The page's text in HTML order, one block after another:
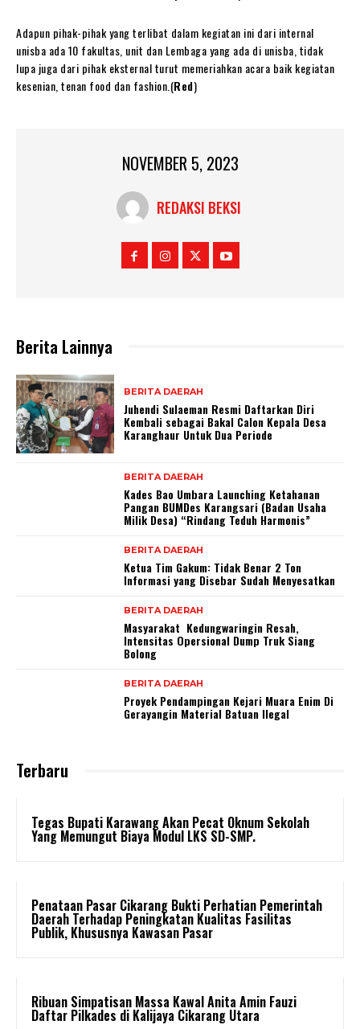
Adapun pihak-pihak yang terlibat dalam kegiatan ini dari internal
unisba ada 10 fakultas, unit dan Lembaga yang ada di unisba, tidak
lupa juga dari pihak eksternal turut memeriahkan acara baik kegiatan
kesenian, tenan food dan fashion.(Red)
NOVEMBER 5, 2023
REDAKSI BEKSI
Berita Lainnya
BERITA DAERAH
Juhendi Sulaeman Resmi Daftarkan Diri
Kembali sebagai Bakal Calon Kepala Desa
Karanghaur Untuk Dua Periode
BERITA DAERAH
Kades Bao Umbara Launching Ketahanan
Pangan BUMDes Karangsari (Badan Usaha
Milik Desa) “Rindang Teduh Harmonis”
BERITA DAERAH
Ketua Tim Gakum: Tidak Benar 2 Ton
Informasi yang Disebar Sudah Menyesatkan
BERITA DAERAH
Masyarakat Kedungwaringin Resah,
Intensitas Opersional Dump Truk Siang
Bolong
BERITA DAERAH
Proyek Pendampingan Kejari Muara Enim Di
Gerayangin Material Batuan Ilegal
Terbaru
Tegas Bupati Karawang Akan Pecat Oknum Sekolah
Yang Memungut Biaya Modul LKS SD-SMP.
Penataan Pasar Cikarang Bukti Perhatian Pemerintah
Daerah Terhadap Peningkatan Kualitas Fasilitas
Publik, Khususnya Kawasan Pasar
Ribuan Simpatisan Massa Kawal Anita Amin Fauzi
Daftar Pilkades di Kalijaya Cikarang Utara